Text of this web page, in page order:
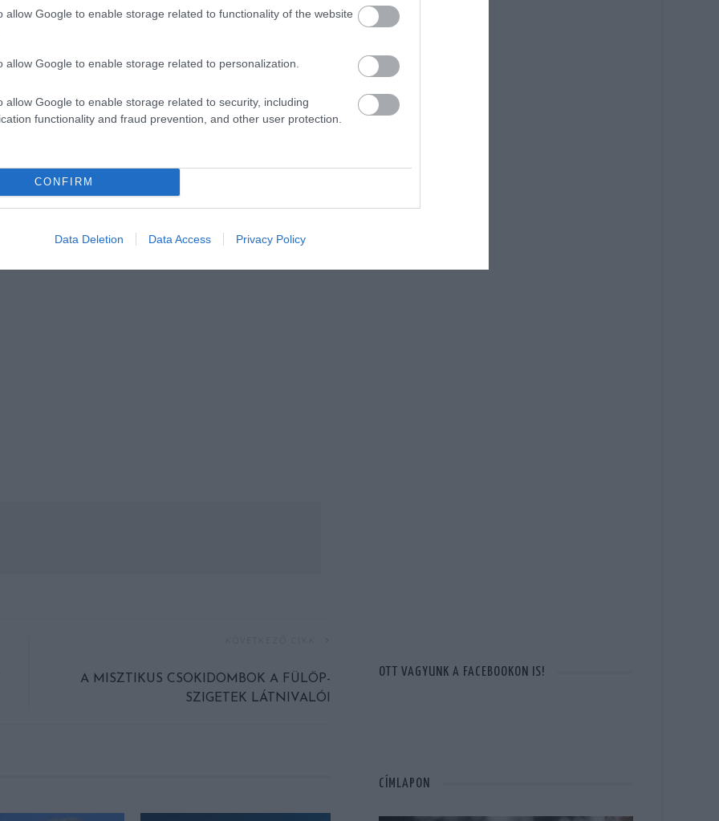
allow Google to enable storage related to functionality of the website
allow Google to enable storage related to personalization.
allow Google to enable storage related to security, including
functionality and fraud prevention, and other user protection.
CONFIRM
Data Deletion Data Access Privacy Policy
páros!
A MISZTIKUS CSOKIDOMBOK A FÜLÖP-
SZIGETEK LÁTNIVALÓI
OTT VAGYUNK A FACEBOOKON IS!
CÍMLAPON